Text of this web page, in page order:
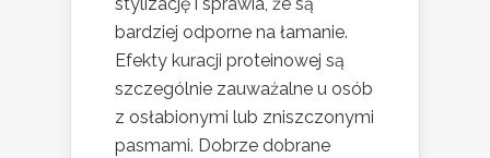
stylizację i sprawia, że są
bardziej odporne na łamanie.
Efekty kuracji proteinowej są
szczególnie zauważalne u osób
z osłabionymi lub zniszczonymi
pasmami. Dobrze dobrane